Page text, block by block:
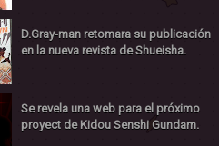
D.Gray-man retomara su publicación
en la nueva revista de Shueisha.
Se revela una web para el próximo
proyect de Kidou Senshi Gundam.